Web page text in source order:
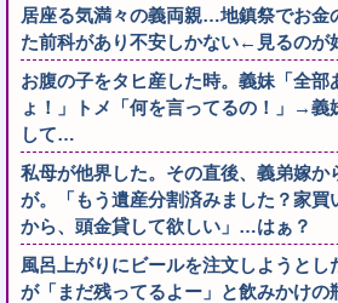
居座る気満々の義両親…地鎮祭でお金
た前科があり不安しかない←見るの
お腹の子をタヒ産した時。義妹「全部
ょ！」トメ「何を言ってるの！」→義
して…
私母が他界した。その直後、義弟嫁か
が。「もう遺産分割済みました？家買
から、頭金貸して欲しい」…はぁ？
風呂上がりにビールを注文しようとし
が「まだ残ってるよー」と飲みかけの